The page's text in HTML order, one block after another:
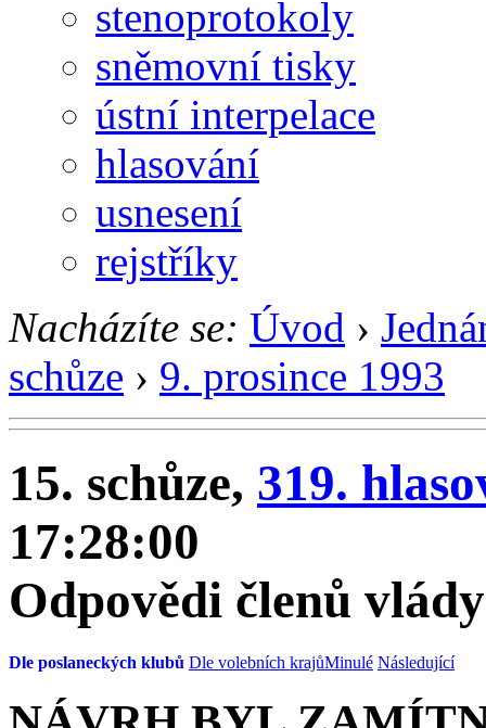
stenoprotokoly
sněmovní tisky
ústní interpelace
hlasování
usnesení
rejstříky
Nacházíte se: Úvod ›
schůze › 9. prosince 1993
15. schůze, 319.
17:28:00
Odpovědi členů
Dle poslaneckých klubů Dle volebních krajůMinulé Následující